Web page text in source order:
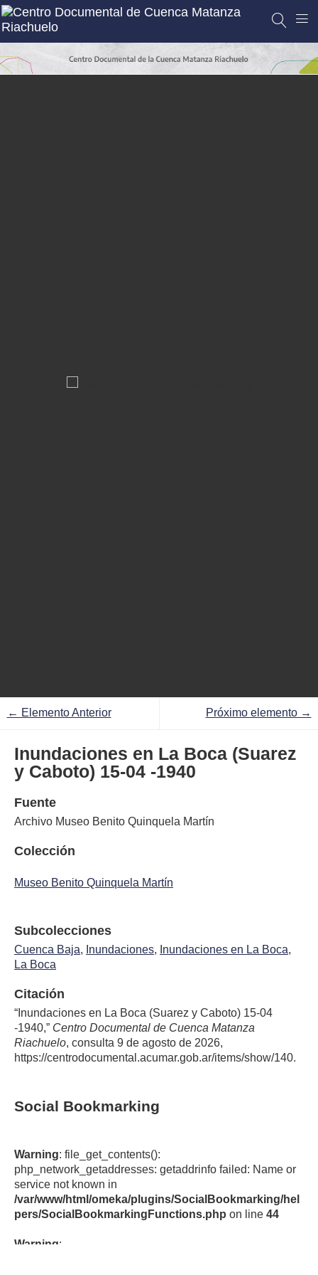
← Elemento Anterior Próximo elemento →
Inundaciones en La Boca (Suarez
y Caboto) 15-04 -1940
Fuente
Archivo Museo Benito Quinquela Martín
Colección
Museo Benito Quinquela Martín
Subcolecciones
Cuenca Baja, Inundaciones, Inundaciones en La Boca,
La Boca
Citación
“Inundaciones en La Boca (Suarez y Caboto) 15-04
-1940,” Centro Documental de Cuenca Matanza
Riachuelo, consulta 9 de agosto de 2026,
https://centrodocumental.acumar.gob.ar/items/show/140.
Social Bookmarking
Warning: file_get_contents():
php_network_getaddresses: getaddrinfo failed: Name or
service not known in
/var/www/html/omeka/plugins/SocialBookmarking/hel
pers/SocialBookmarkingFunctions.php on line 44
Warning: